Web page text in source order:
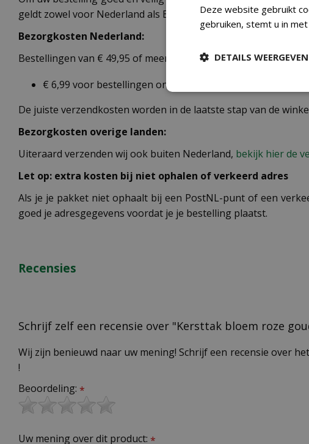
geldt zowel voor Nederland als België.
Bezorgkosten Nederland:
Bestellingen van € 49,95 of meer verzenden wij gratis binnen
€ 6,99 voor bestellingen onder € 49,95 voor de rest van
De juiste verzendkosten worden in de laatste stap van de
Bezorgkosten overige landen:
Uiteraard verzenden wij ook buiten Nederland, bekijk hier de
Let op: extra kosten bij niet ophalen of verkeerd adres
Als je je pakket niet ophaalt bij een PostNL-punt of een
goed je adresgegevens voordat je je bestelling plaatst.
Recensies
Schrijf zelf een recensie over "Kersttak bloem roze
Wij zijn benieuwd naar uw mening! Schrijf een recensie over
!
Beoordeling: *
Uw mening over dit product: *
Deze website gebruikt
gebruiken, stemt u in
DETAILS WEERGEVEN